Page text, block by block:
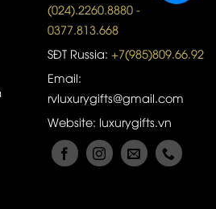
(024).2260.8880 -
0377.813.668
SĐT Russia: +7(985)809.66.92
Email:
rvluxurygifts@gmail.com
Website: luxurygifts.vn